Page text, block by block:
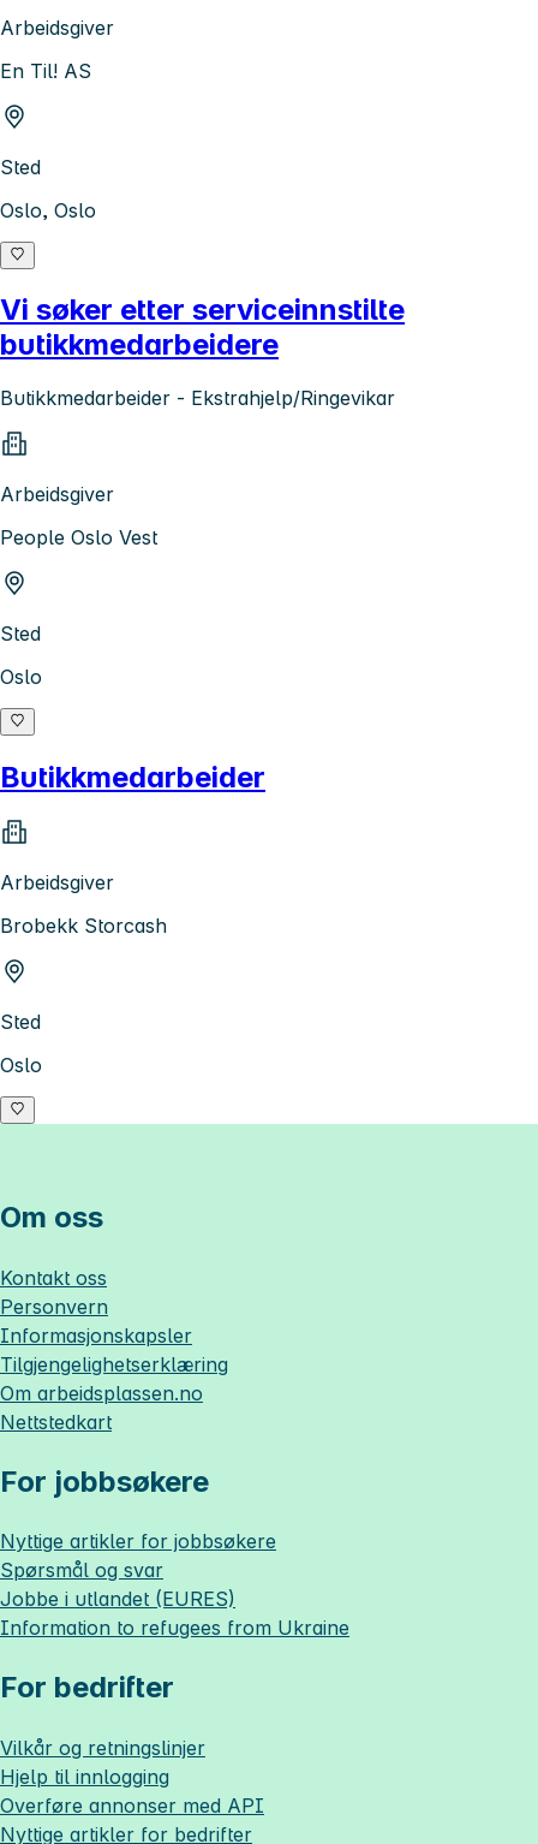
Arbeidsgiver
En Til! AS
Sted
Oslo, Oslo
Vi søker etter serviceinnstilte
butikkmedarbeidere
Butikkmedarbeider - Ekstrahjelp/Ringevikar
Arbeidsgiver
People Oslo Vest
Sted
Oslo
Butikkmedarbeider
Arbeidsgiver
Brobekk Storcash
Sted
Oslo
Om oss
Kontakt oss
Personvern
Informasjonskapsler
Tilgjengelighetserklæring
Om arbeidsplassen.no
Nettstedkart
For jobbsøkere
Nyttige artikler for jobbsøkere
Spørsmål og svar
Jobbe i utlandet (EURES)
Information to refugees from Ukraine
For bedrifter
Vilkår og retningslinjer
Hjelp til innlogging
Overføre annonser med API
Nyttige artikler for bedrifter